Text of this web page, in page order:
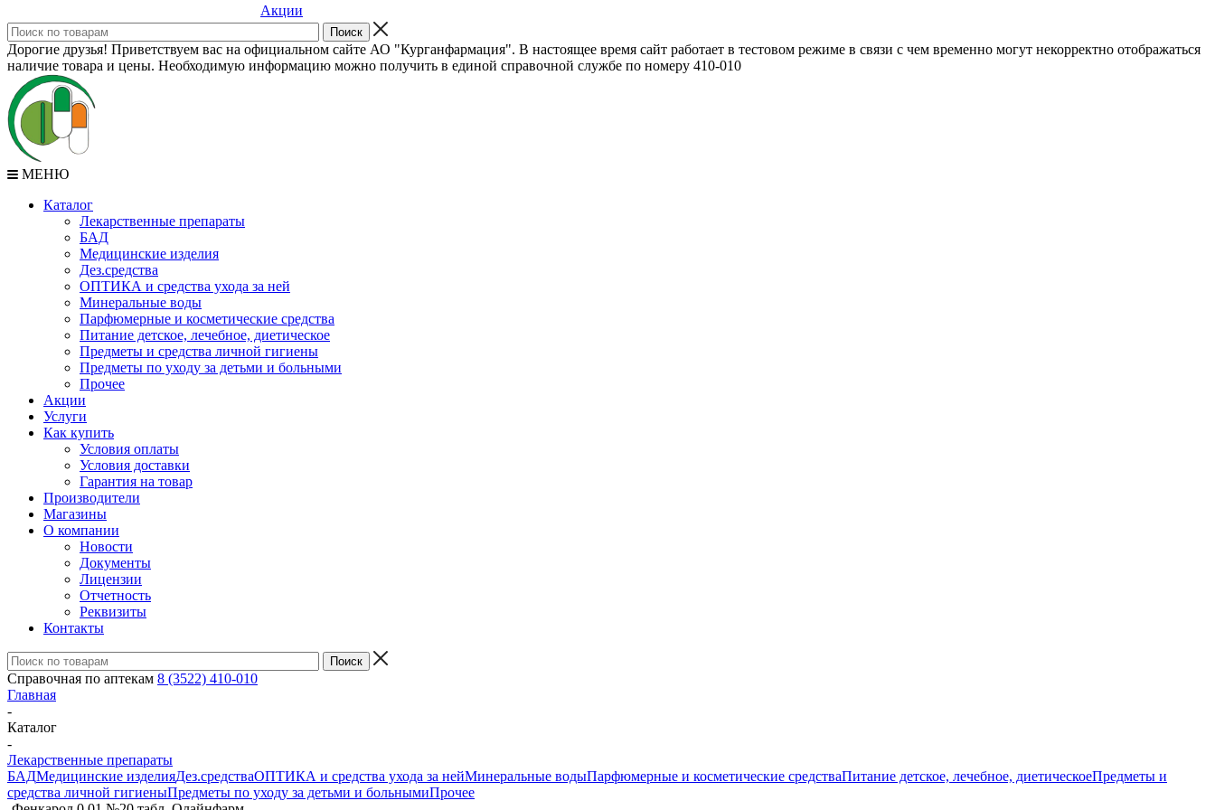
Акции
Дорогие друзья! Приветствуем вас на официальном сайте АО "Курганфармация". В настоящее время сайт работает в тестовом режиме в связи с чем временно могут некорректно отображаться
наличие товара и цены. Необходимую информацию можно получить в единой справочной службе по номеру 410-010
МЕНЮ
Каталог
Лекарственные препараты
БАД
Медицинские изделия
Дез.средства
ОПТИКА и средства ухода за ней
Минеральные воды
Парфюмерные и косметические средства
Питание детское, лечебное, диетическое
Предметы и средства личной гигиены
Предметы по уходу за детьми и больными
Прочее
Акции
Услуги
Как купить
Условия оплаты
Условия доставки
Гарантия на товар
Производители
Магазины
О компании
Новости
Документы
Лицензии
Отчетность
Реквизиты
Контакты
Справочная по аптекам 8 (3522) 410-010
Главная
-
Каталог
-
Лекарственные препараты
БАДМедицинские изделияДез.средстваОПТИКА и средства ухода за нейМинеральные водыПарфюмерные и косметические средстваПитание детское, лечебное, диетическоеПредметы и
средства личной гигиеныПредметы по уходу за детьми и больнымиПрочее